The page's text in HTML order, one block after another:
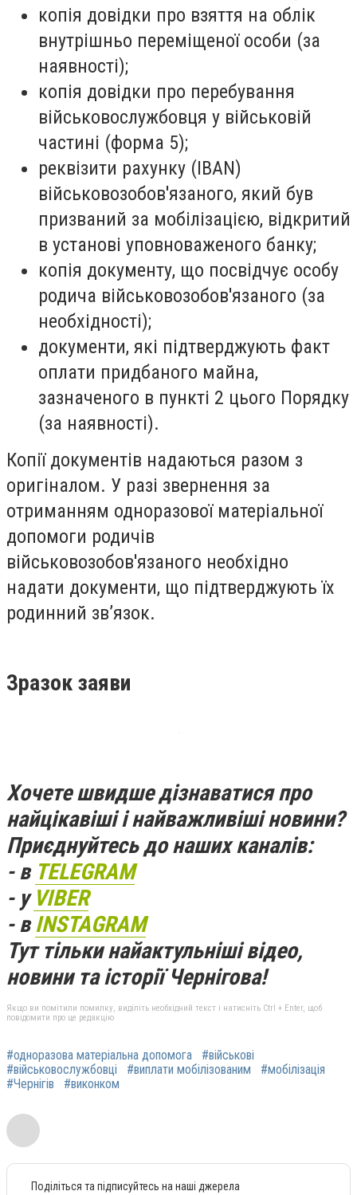
копія довідки про взяття на облік
внутрішньо переміщеної особи (за
наявності);
копія довідки про перебування
військовослужбовця у військовій
частині (форма 5);
реквізити рахунку (IBAN)
військовозобов'язаного, який був
призваний за мобілізацією, відкритий
в установі уповноваженого банку;
копія документу, що посвідчує особу
родича військовозобов'язаного (за
необхідності);
документи, які підтверджують факт
оплати придбаного майна,
зазначеного в пункті 2 цього Порядку
(за наявності).
Копії документів надаються разом з
оригіналом. У разі звернення за
отриманням одноразової матеріальної
допомоги родичів
військовозобов'язаного необхідно
надати документи, що підтверджують їх
родинний зв’язок.
Зразок заяви
Хочете швидше дізнаватися про
найцікавіші і найважливіші новини?
Приєднуйтесь до наших каналів:
- в TELEGRAM
- у VIBER
- вINSTAGRAM
Тут тільки найактульніші відео,
новини та історії Чернігова!
Якщо ви помітили помилку, виділіть необхідний текст і натисніть Ctrl + Enter, щоб
повідомити про це редакцію
#одноразова матеріальна допомога
#військові
#військовослужбовці
#виплати мобілізованим
#мобілізація
#Чернігів
#виконком
Поділіться та підписуйтесь на наші джерела